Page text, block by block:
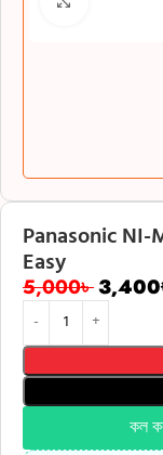
Panasonic
Easy
5,000৳3,400
কল